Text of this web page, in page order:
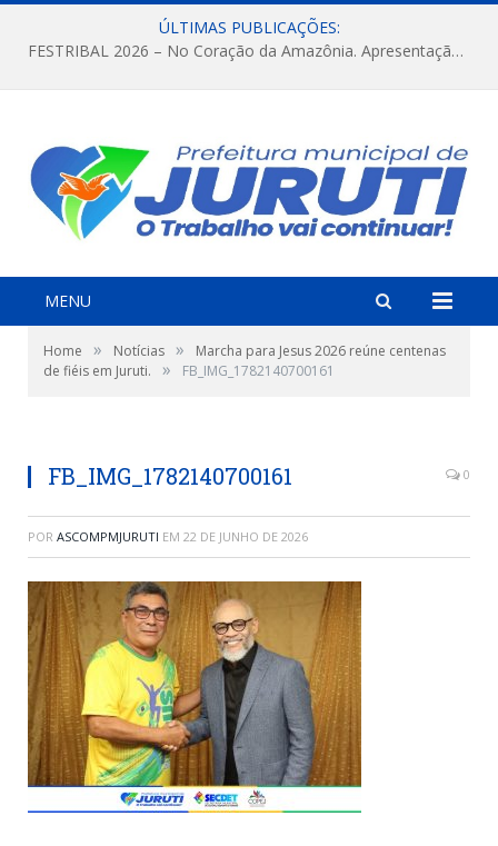
ÚLTIMAS PUBLICAÇÕES:
FESTRIBAL 2026 – No Coração da Amazônia. Apresentação da Munduruku.
MENU
Home » Notícias »
Marcha para Jesus 2026 reúne centenas
de fiéis em Juruti.
» FB_IMG_1782140700161
FB_IMG_1782140700161 0
POR ASCOMPMJURUTI EM 22 DE JUNHO DE 2026